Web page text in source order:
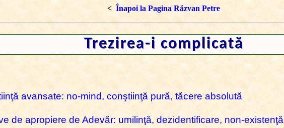
< Înapoi la Pagina Răzvan Petre
Trezirea-i complicată
avansate: no-mind, conştiinţă pură, tăcere absolută
de apropiere de Adevăr: umilinţă, dezidentificare, non-existenţă